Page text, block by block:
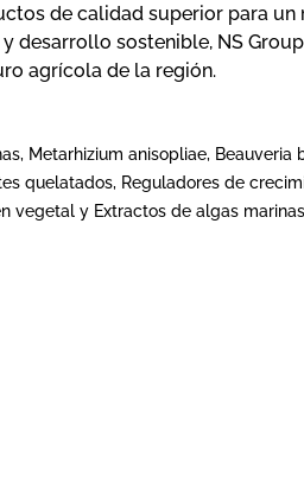
de calidad superior para un
desarrollo sostenible, NS
agrícola de la región.
Metarhizium anisopliae, Beauveria
quelatados, Reguladores de
vegetal y Extractos de algas